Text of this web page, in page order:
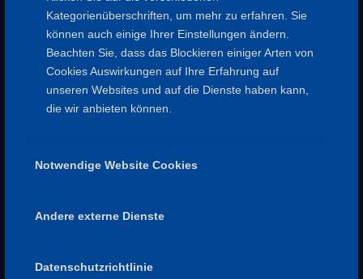
Kategorienüberschriften, um mehr zu erfahren. Sie
können auch einige Ihrer Einstellungen ändern.
Beachten Sie, dass das Blockieren einiger Arten von
Cookies Auswirkungen auf Ihre Erfahrung auf
unseren Websites und auf die Dienste haben kann,
die wir anbieten können.
Notwendige Website Cookies
Andere externe Dienste
Datenschutzrichtlinie
SPESSARTFREUNDE
Impressum
Datenschutz
Satzung
Aufnahmeantrag
NÜTZLICHE LINKS
Naturpark Spessart